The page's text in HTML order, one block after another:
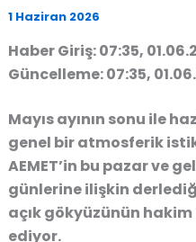
1 Haziran 2026
Haber Giriş: 07:35,
Güncelleme: 07:35,
Mayıs ayının sonu ile
genel bir atmosferik
AEMET’in bu pazar ve
günlerine ilişkin
açık gökyüzünün
ediyor.